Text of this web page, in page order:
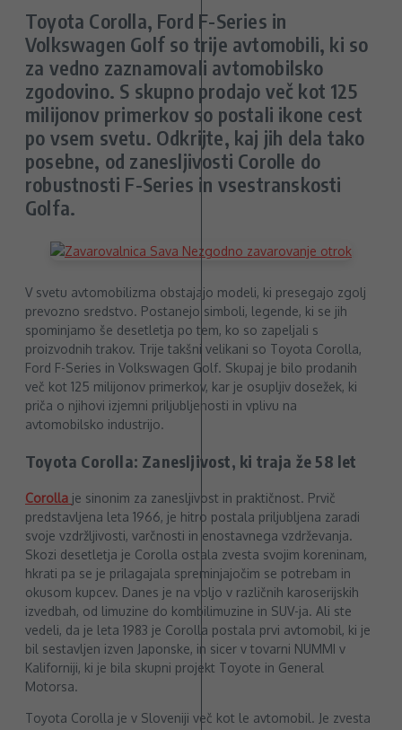
Toyota Corolla, Ford F-Series in
Volkswagen Golf so trije avtomobili, ki so
za vedno zaznamovali avtomobilsko
zgodovino. S skupno prodajo več kot 125
milijonov primerkov so postali ikone cest
po vsem svetu. Odkrijte, kaj jih dela tako
posebne, od zanesljivosti Corolle do
robustnosti F-Series in vsestranskosti
Golfa.
V svetu avtomobilizma obstajajo modeli, ki presegajo zgolj
prevozno sredstvo. Postanejo simboli, legende, ki se jih
spominjamo še desetletja po tem, ko so zapeljali s
proizvodnih trakov. Trije takšni velikani so Toyota Corolla,
Ford F-Series in Volkswagen Golf. Skupaj je bilo prodanih
več kot 125 milijonov primerkov, kar je osupljiv dosežek, ki
priča o njihovi izjemni priljubljenosti in vplivu na
avtomobilsko industrijo.
Toyota Corolla: Zanesljivost, ki traja že 58 let
Corolla je sinonim za zanesljivost in praktičnost. Prvič
predstavljena leta 1966, je hitro postala priljubljena zaradi
svoje vzdržljivosti, varčnosti in enostavnega vzdrževanja.
Skozi desetletja je Corolla ostala zvesta svojim koreninam,
hkrati pa se je prilagajala spreminjajočim se potrebam in
okusom kupcev. Danes je na voljo v različnih karoserijskih
izvedbah, od limuzine do kombilimuzine in SUV-ja. Ali ste
vedeli, da je leta 1983 je Corolla postala prvi avtomobil, ki je
bil sestavljen izven Japonske, in sicer v tovarni NUMMI v
Kaliforniji, ki je bila skupni projekt Toyote in General
Motorsa.
Toyota Corolla je v Sloveniji več kot le avtomobil. Je zvesta